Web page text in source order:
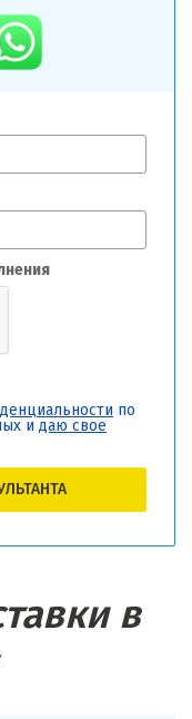
по
и даю свое
в